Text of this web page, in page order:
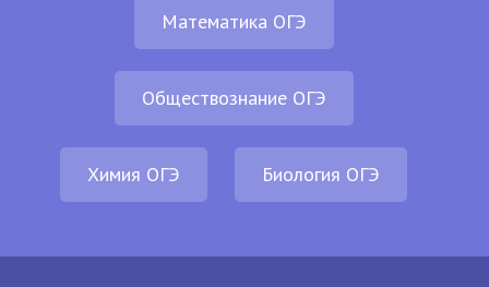
Математика ОГЭ
Обществознание ОГЭ
Химия ОГЭ Биология ОГЭ